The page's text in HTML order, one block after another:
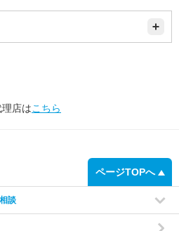
店はこちら
ページTOPへ
談